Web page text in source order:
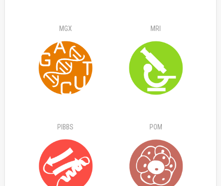
MGX MRI
PIBBS POM